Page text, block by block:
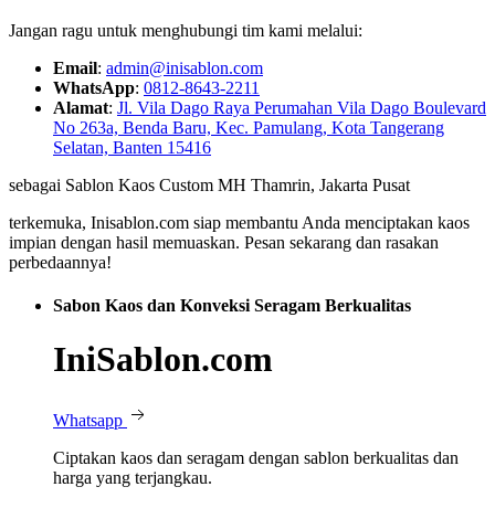
Jangan ragu untuk menghubungi tim kami melalui:
Email: admin@inisablon.com
WhatsApp: 0812-8643-2211
Alamat: Jl. Vila Dago Raya Perumahan Vila Dago Boulevard
No 263a, Benda Baru, Kec. Pamulang, Kota Tangerang
Selatan, Banten 15416
sebagai Sablon Kaos Custom MH Thamrin, Jakarta Pusat
terkemuka, Inisablon.com siap membantu Anda menciptakan kaos
impian dengan hasil memuaskan. Pesan sekarang dan rasakan
perbedaannya!
Sabon Kaos dan Konveksi Seragam Berkualitas
IniSablon.com
Whatsapp
Ciptakan kaos dan seragam dengan sablon berkualitas dan
harga yang terjangkau.